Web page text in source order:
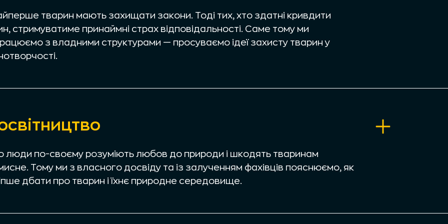
тварин мають захищати закони. Тоді тих, хто здатні кривдити
стримуватиме принаймні страх відповідальності. Саме тому ми
з владними структурами — просуваємо ідеї захисту тварин у
росії до відповідальності за нищення української природи.
люди по-своєму розуміють любов до природи і шкодять тваринам
Тому ми з власного досвіду та із залученням фахівців пояснюємо, як
дбати про тварин і їхнє природне середовище.